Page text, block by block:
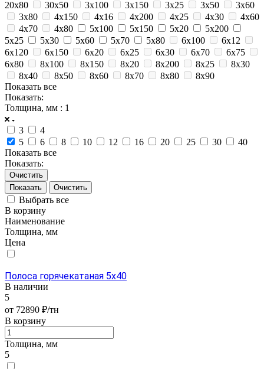
20х80 30х50 3х100 3х150 3х25 3х50
3х60
3х80
4х150 4х16 4х200 4х25 4х30
4х60
4х70
4х80 5х100 5х150 5х20
5х200
5х25
5х30 5х60 5х70 5х80 6х100
6х12
6х120
6х150 6х20 6х25 6х30 6х70
6х75
6х80
8х100 8х150 8х20 8х200 8х25
8х30
8х40
8х50 8х60 8х70 8х80
8х90
Показать все
Показать:
Толщина, мм : 1
3
4
5
6 8 10 12 16 20 25 30
40
Показать все
Показать:
Очистить
Очистить
Выбрать все
В корзину
Наименование
Толщина, мм
Цена
Полоса горячекатаная 5х40
В наличии
5
от 72890 ₽/тн
В корзину
Толщина, мм
5